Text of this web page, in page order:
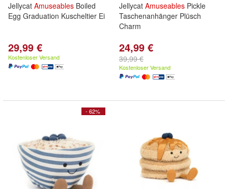
Jellycat Amuseables Boiled
Egg Graduation Kuscheltier Ei
29,99 €
Kostenloser Versand
Jellycat Amuseables Pickle
Taschenanhänger Plüsch
Charm
24,99 €
39,99 €
Kostenloser Versand
- 62%